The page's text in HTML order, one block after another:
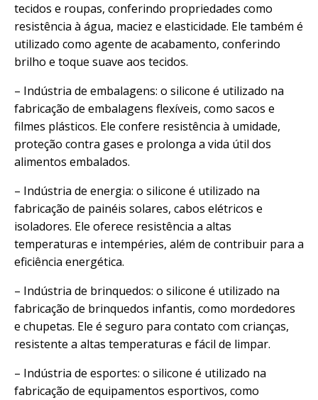
tecidos e roupas, conferindo propriedades como
resistência à água, maciez e elasticidade. Ele também é
utilizado como agente de acabamento, conferindo
brilho e toque suave aos tecidos.
– Indústria de embalagens: o silicone é utilizado na
fabricação de embalagens flexíveis, como sacos e
filmes plásticos. Ele confere resistência à umidade,
proteção contra gases e prolonga a vida útil dos
alimentos embalados.
– Indústria de energia: o silicone é utilizado na
fabricação de painéis solares, cabos elétricos e
isoladores. Ele oferece resistência a altas
temperaturas e intempéries, além de contribuir para a
eficiência energética.
– Indústria de brinquedos: o silicone é utilizado na
fabricação de brinquedos infantis, como mordedores
e chupetas. Ele é seguro para contato com crianças,
resistente a altas temperaturas e fácil de limpar.
– Indústria de esportes: o silicone é utilizado na
fabricação de equipamentos esportivos, como